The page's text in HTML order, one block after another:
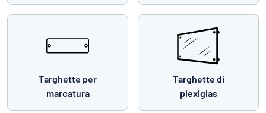
Targhette per
marcatura
Targhette di
plexiglas